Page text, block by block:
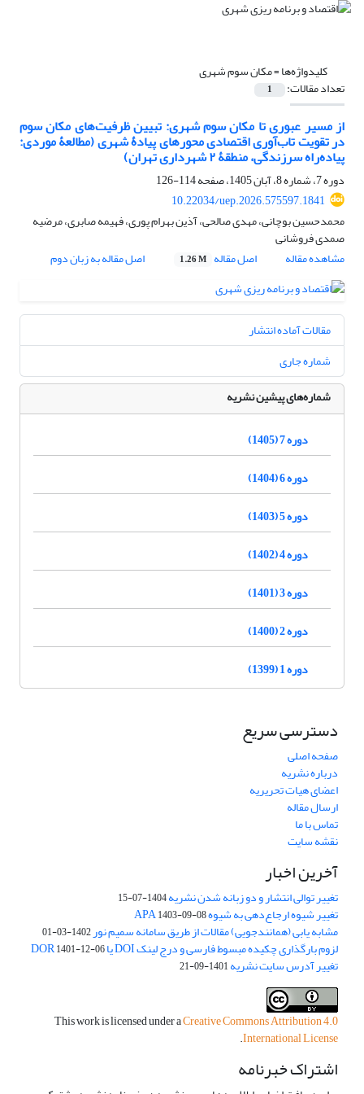
کلیدواژه‌ها =مکان سوم شهری
تعداد مقالات: 1
از مسیر عبوری تا مکان سوم شهری: تبیین ظرفیت‌های مکان سوم
در تقویت تاب‌آوری اقتصادی محورهای پیادۀ شهری (مطالعۀ موردی:
پیاده‌راه سرزندگی، منطقۀ ۲ شهرداری تهران)
دوره 7، شماره 8، آبان 1405، صفحه
114-126
10.22034/uep.2026.575597.1841
محمدحسین بوچانی، مهدی صالحی، آذین بهرام پوری، فهیمه صابری، مرضیه
صمدی فروشانی
مشاهده مقاله
اصل مقاله 1.26 M اصل مقاله به زبان دوم
مقالات آماده انتشار
شماره جاری
شماره‌های پیشین نشریه
دوره 7 (1405)
دوره 6 (1404)
دوره 5 (1403)
دوره 4 (1402)
دوره 3 (1401)
دوره 2 (1400)
دوره 1 (1399)
دسترسی سریع
صفحه اصلی
درباره نشریه
اعضای هیات تحریریه
ارسال مقاله
تماس با ما
نقشه سایت
آخرین اخبار
تغییر توالی انتشار و دو زبانه شدن نشریه1404-07-15
تغییر شیوه ارجاع‌دهی به شیوه APA1403-09-08
مشابه یابی (همانندجویی) مقالات از طریق سامانه سمیم نور1402-03-01
لزوم بارگذاری چکیده مبسوط فارسی و درج لینک DOI یا DOR 1401-12-06
تغییر آدرس سایت نشریه1401-09-21
This work is licensed under aCreative Commons Attribution 4.0
International License
.
اشتراک خبرنامه